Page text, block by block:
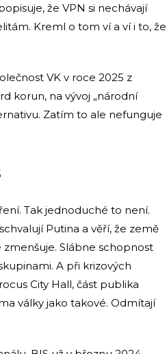
že VPN si nechávají
Kreml o tom ví a ví i to, že
VK v roce 2025 z
korun, na vývoj „národní
Zatím to ale nefunguje
Tak jednoduché to není.
Putina a věří, že země
Slábne schopnost
A při krizových
City Hall, část publika
války jako takové. Odmítají